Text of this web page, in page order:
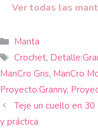
Ver todas las
Categorías
Manta
Etiquetas
Crochet,
ManCro Gris, ManCro
Proyecto:Granny,
Teje un cuello en 30
y práctica